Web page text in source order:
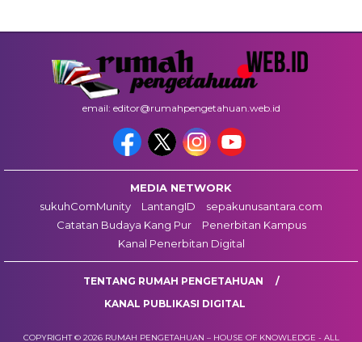
email: editor@rumahpengetahuan.web.id
MEDIA NETWORK
sukuhComMunity
LantangID
sepakunusantara.com
Catatan Budaya Kang Pur
Penerbitan Kampus
Kanal Penerbitan Digital
TENTANG RUMAH PENGETAHUAN
KANAL PUBLIKASI DIGITAL
COPYRIGHT © 2026 RUMAH PENGETAHUAN – HOUSE OF KNOWLEDGE - ALL